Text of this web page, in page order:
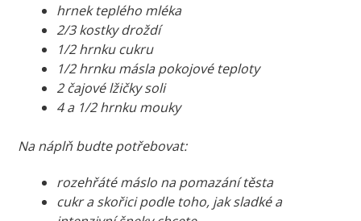
hrnek teplého mléka
2/3 kostky droždí
1/2 hrnku cukru
1/2 hrnku másla pokojové teploty
2 čajové lžičky soli
4 a 1/2 hrnku mouky
Na náplň budte potřebovat:
rozehřáté máslo na pomazání těsta
cukr a skořici podle toho, jak sladké a